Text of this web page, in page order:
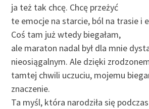
ja też tak chcę. Chcę przeżyć
te emocje na starcie, ból na trasie i
Coś tam już wtedy biegałam,
ale maraton nadal był dla mnie
nieosiągalnym. Ale dzięki
tamtej chwili uczuciu, mojemu
znaczenie.
Ta myśl, która narodziła się